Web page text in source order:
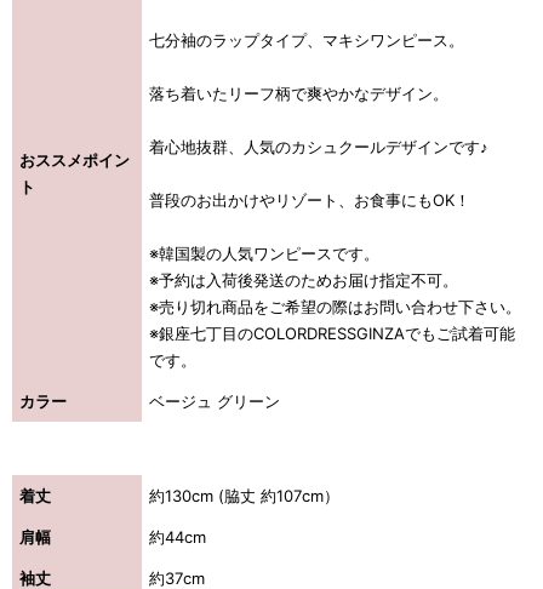
おススメポイン
ト
七分袖のラップタイプ、マキシワンピース。
落ち着いたリーフ柄で爽やかなデザイン。
着心地抜群、人気のカシュクールデザインです♪
普段のお出かけやリゾート、お食事にもOK！
※韓国製の人気ワンピースです。
※予約は入荷後発送のためお届け指定不可。
※売り切れ商品をご希望の際はお問い合わせ下さい。
※銀座七丁目のCOLORDRESSGINZAでもご試着可能
です。
カラー ベージュ グリーン
着丈 約130cm (脇丈 約107cm）
肩幅 約44cm
袖丈 約37cm